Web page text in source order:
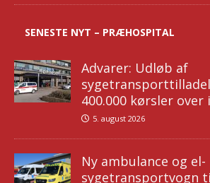
SENESTE NYT – PRÆHOSPITAL
Advarer: Udløb af
400.000 kørsler
5. august 2026
Ny ambulance og el-
sygetransportvogn